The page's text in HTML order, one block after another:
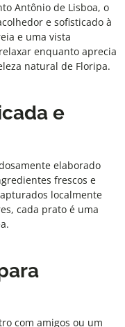
Antônio de Lisboa, o
e sofisticado à
e uma vista
enquanto aprecia
natural de Floripa.
e
elaborado
frescos e
localmente
cada prato é uma
com amigos ou um